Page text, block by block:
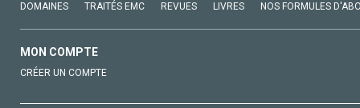
DOMAINES TRAITÉS EMC REVUES LIVRES NOS FORMULES
MON COMPTE
CRÉER UN COMPTE